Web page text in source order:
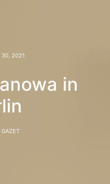
30, 2021
in
GAZET